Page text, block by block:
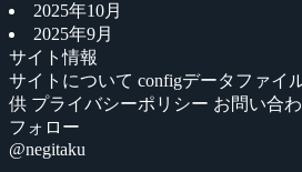
2025年10月
2025年9月
サイト情報
サイトについて configデータファイ
供 プライバシーポリシー お問い合
フォロー
@negitaku